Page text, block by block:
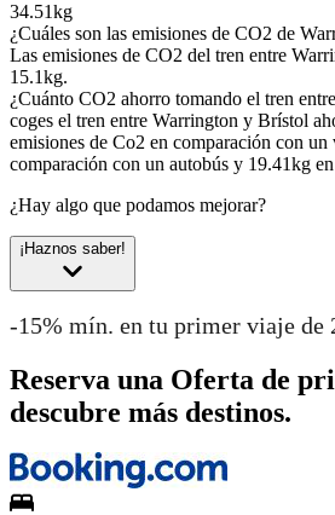
34.51kg
¿Cuáles son las emisiones de CO2 de
Las emisiones de CO2 del tren entre
15.1kg.
¿Cuánto CO2 ahorro tomando el tren
coges el tren entre Warrington y Brístol
emisiones de Co2 en comparación con
comparación con un autobús y 19.41kg
¿Hay algo que podamos mejorar?
¡Haznos saber!
-15% mín. en tu primer viaje de
Reserva una Oferta de
descubre más destinos.